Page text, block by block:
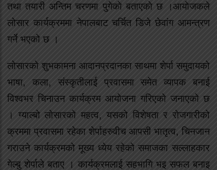
तथा तयारी अन्तिम चरणमा पुगेकाे बताएकाे छ ।आयाेजकले
लोसार कार्यक्रममा नेपालबाट चर्चित डिजे छेवांग आमन्त्रण
गर्ने भएको छ ।
लोसारको शुभकामना आदानप्रदानका साथमा शेर्पा समुदायको
भाषा, कला, संस्कृतीलाई प्रवासमा समेत व्यापक बनाई
विश्वभर चिनाउन कार्यक्रम आयोजना गरिएको जनाएको छ
। ग्याल्बो लोसारको महत्व, यसको विशेषता र रोजगारीको
क्रममा प्रवासमा रहेका शेर्पाहरुवीच आपसी भातृत्व, चिनजान
गराउने कार्यक्रमको मूख्य ध्येय रहेको समाजका सल्लाहकार
गेल्बु शेर्पाले बताए । कार्यक्रमलाई सहभागि भइ सफल बनाइ